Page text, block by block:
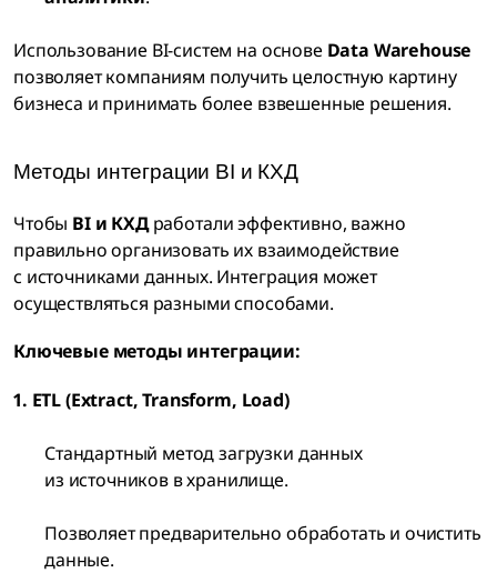
Использование BI-систем на основе Data Warehouse
позволяет компаниям получить целостную картину
бизнеса и принимать более взвешенные решения.
Методы интеграции BI и КХД
Чтобы BI и КХДработали эффективно, важно
правильно организовать их взаимодействие
с источниками данных. Интеграция может
осуществляться разными способами.
Ключевые методы интеграции:
1. ETL (Extract, Transform, Load)
Стандартный метод загрузки данных
из источников в хранилище.
Позволяет предварительно обработать и очистить
данные.